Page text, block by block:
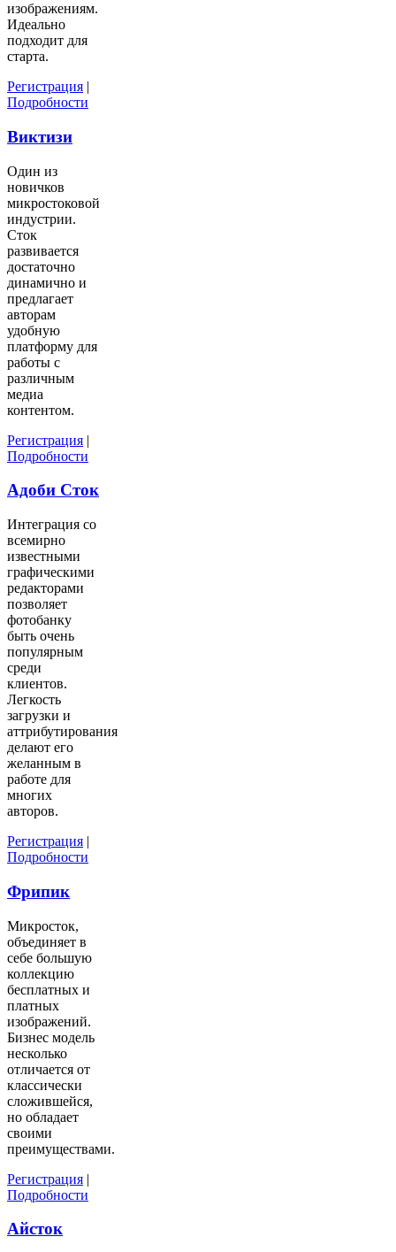
изображениям.
Идеально
подходит для
старта.
Регистрация |
Подробности
Виктизи
Один из
новичков
микростоковой
индустрии.
Сток
развивается
достаточно
динамично и
предлагает
авторам
удобную
платформу для
работы с
различным
медиа
контентом.
Регистрация |
Подробности
Адоби Сток
Интеграция со
всемирно
известными
графическими
редакторами
позволяет
фотобанку
быть очень
популярным
среди
клиентов.
Легкость
загрузки и
аттрибутирования
делают его
желанным в
работе для
многих
авторов.
Регистрация |
Подробности
Фрипик
Микросток,
объединяет в
себе большую
коллекцию
бесплатных и
платных
изображений.
Бизнес модель
несколько
отличается от
классически
сложившейся,
но обладает
своими
преимуществами.
Регистрация |
Подробности
Айсток